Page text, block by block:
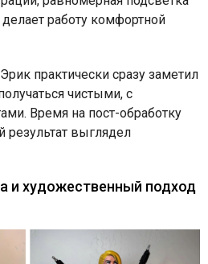
работу комфортной
практически сразу заметил
чистыми, с
Время на пост-обработку
результат выглядел
и художественный подход